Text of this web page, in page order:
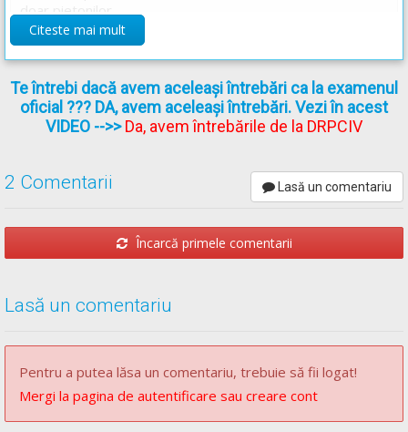
doar pietonilor.
Indicatorul 3 se numește
pietoni”, acesta avertizează că peste 50-200 de metri
urmează o trecere pentru pietoni, acesta se adresează
tuturor conducătorilor de vehicule, implicit și conducătorilor
de motococlete.
Chestionare auto drpciv categoria A explicate.
Citeste mai mult
Te întrebi dacă avem aceleași întrebări ca la examenul
oficial ??? DA, avem aceleași întrebări. Vezi în acest
VIDEO -->>Da, avem întrebările de la DRPCIV
2 Comentarii Lasă un comentariu
Încarcă primele comentarii
Lasă un comentariu
Pentru a putea lăsa un comentariu, trebuie să fii logat!
Mergi la pagina de autentificare sau creare cont